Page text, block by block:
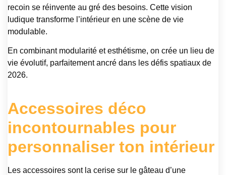
recoin se réinvente au gré des besoins. Cette vision
ludique transforme l’intérieur en une scène de vie
modulable.
En combinant modularité et esthétisme, on crée un lieu de
vie évolutif, parfaitement ancré dans les défis spatiaux de
2026.
Accessoires déco
incontournables pour
personnaliser ton intérieur
Les accessoires sont la cerise sur le gâteau d’une